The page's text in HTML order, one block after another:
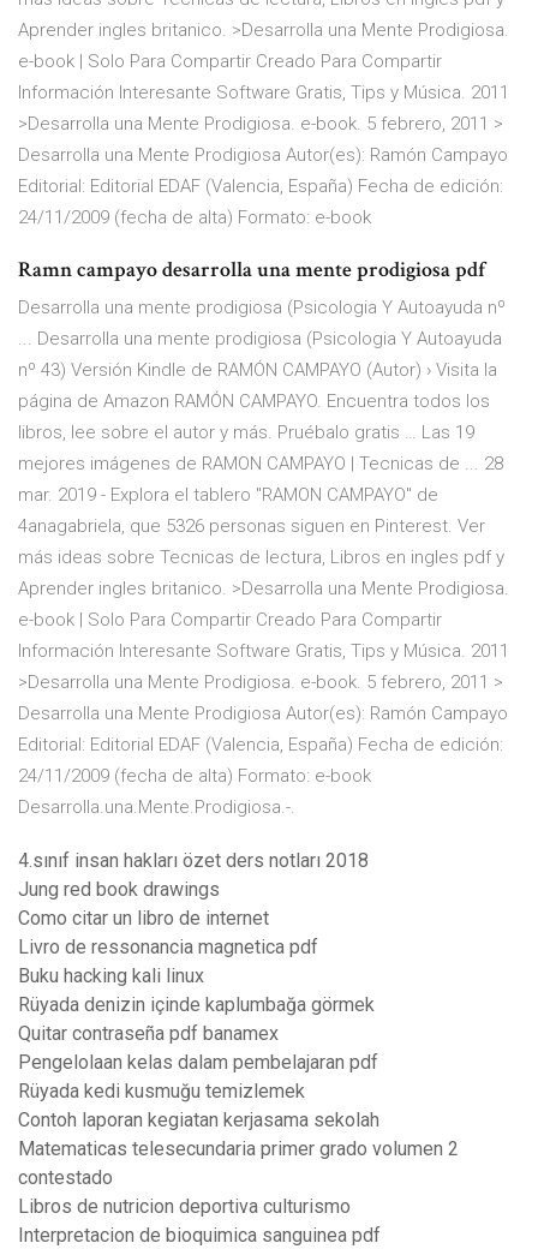
Aprender ingles britanico. >Desarrolla una Mente Prodigiosa.
e-book | Solo Para Compartir Creado Para Compartir
Información Interesante Software Gratis, Tips y Música. 2011
>Desarrolla una Mente Prodigiosa. e-book. 5 febrero, 2011 >
Desarrolla una Mente Prodigiosa Autor(es): Ramón Campayo
Editorial: Editorial EDAF (Valencia, España) Fecha de edición:
24/11/2009 (fecha de alta) Formato: e-book
Ramn campayo desarrolla una mente prodigiosa pdf
Desarrolla una mente prodigiosa (Psicologia Y Autoayuda nº
... Desarrolla una mente prodigiosa (Psicologia Y Autoayuda
nº 43) Versión Kindle de RAMÓN CAMPAYO (Autor) › Visita la
página de Amazon RAMÓN CAMPAYO. Encuentra todos los
libros, lee sobre el autor y más. Pruébalo gratis … Las 19
mejores imágenes de RAMON CAMPAYO | Tecnicas de ... 28
mar. 2019 - Explora el tablero "RAMON CAMPAYO" de
4anagabriela, que 5326 personas siguen en Pinterest. Ver
más ideas sobre Tecnicas de lectura, Libros en ingles pdf y
Aprender ingles britanico. >Desarrolla una Mente Prodigiosa.
e-book | Solo Para Compartir Creado Para Compartir
Información Interesante Software Gratis, Tips y Música. 2011
>Desarrolla una Mente Prodigiosa. e-book. 5 febrero, 2011 >
Desarrolla una Mente Prodigiosa Autor(es): Ramón Campayo
Editorial: Editorial EDAF (Valencia, España) Fecha de edición:
24/11/2009 (fecha de alta) Formato: e-book
Desarrolla.una.Mente.Prodigiosa.-.
4.sınıf insan hakları özet ders notları 2018
Jung red book drawings
Como citar un libro de internet
Livro de ressonancia magnetica pdf
Buku hacking kali linux
Rüyada denizin içinde kaplumbağa görmek
Quitar contraseña pdf banamex
Pengelolaan kelas dalam pembelajaran pdf
Rüyada kedi kusmuğu temizlemek
Contoh laporan kegiatan kerjasama sekolah
Matematicas telesecundaria primer grado volumen 2
contestado
Libros de nutricion deportiva culturismo
Interpretacion de bioquimica sanguinea pdf